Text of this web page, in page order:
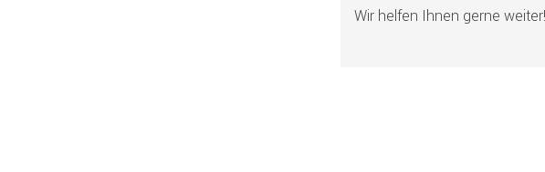
Wir helfen Ihnen gerne weiter!